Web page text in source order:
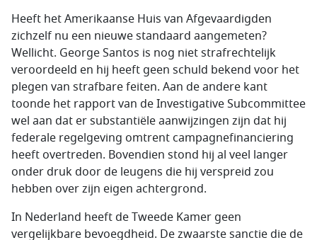
Heeft het Amerikaanse Huis van Afgevaardigden
zichzelf nu een nieuwe standaard aangemeten?
Wellicht. George Santos is nog niet strafrechtelijk
veroordeeld en hij heeft geen schuld bekend voor het
plegen van strafbare feiten. Aan de andere kant
toonde het rapport van de Investigative Subcommittee
wel aan dat er substantiële aanwijzingen zijn dat hij
federale regelgeving omtrent campagnefinanciering
heeft overtreden. Bovendien stond hij al veel langer
onder druk door de leugens die hij verspreid zou
hebben over zijn eigen achtergrond.
In Nederland heeft de Tweede Kamer geen
vergelijkbare bevoegdheid. De zwaarste sanctie die de